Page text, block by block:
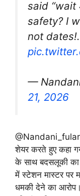
said “wait
safety? I
not
—
21, 2026
शेयर करते हुए कहा
के साथ बदसलूकी का
में स्टेशन मास्टर पर
धमकी देने का